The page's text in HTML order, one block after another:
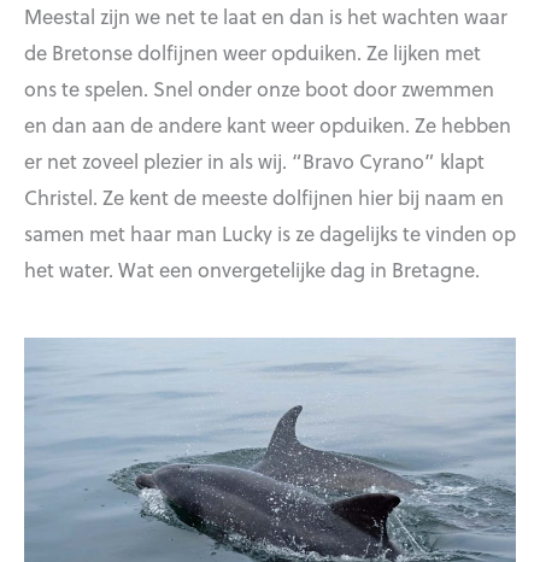
Meestal zijn we net te laat en dan is het wachten waar
de Bretonse dolfijnen weer opduiken. Ze lijken met
ons te spelen. Snel onder onze boot door zwemmen
en dan aan de andere kant weer opduiken. Ze hebben
er net zoveel plezier in als wij. “Bravo Cyrano” klapt
Christel. Ze kent de meeste dolfijnen hier bij naam en
samen met haar man Lucky is ze dagelijks te vinden op
het water. Wat een onvergetelijke dag in Bretagne.